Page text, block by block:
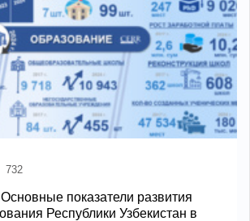
732
показатели развития
Республики Узбекистан в